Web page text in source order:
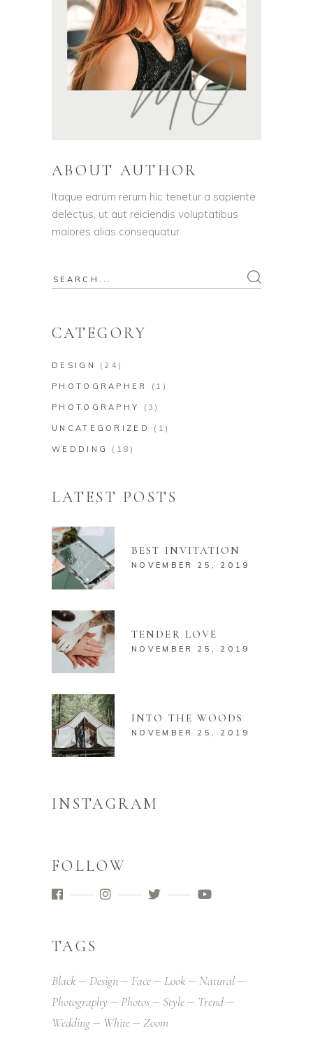
ABOUT AUTHOR
Itaque earum rerum hic tenetur a sapiente
delectus, ut aut reiciendis voluptatibus
maiores alias consequatur
Search
CATEGORY
DESIGN (24)
PHOTOGRAPHER (1)
PHOTOGRAPHY (3)
UNCATEGORIZED (1)
WEDDING (18)
LATEST POSTS
BEST INVITATION
NOVEMBER 25, 2019
TENDER LOVE
NOVEMBER 25, 2019
INTO THE WOODS
NOVEMBER 25, 2019
INSTAGRAM
FOLLOW
TAGS
Black Design Face Look
Natural
Photography
Photos Style
Trend
Wedding
White Zoom